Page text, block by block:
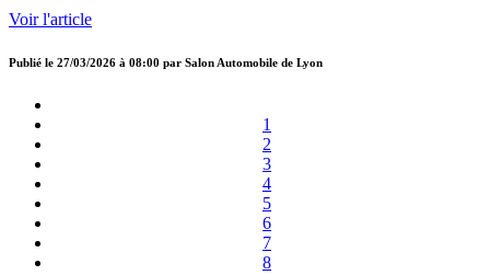
Voir l'article
Publié le 27/03/2026 à 08:00 par Salon Automobile de Lyon
1
2
3
4
5
6
7
8